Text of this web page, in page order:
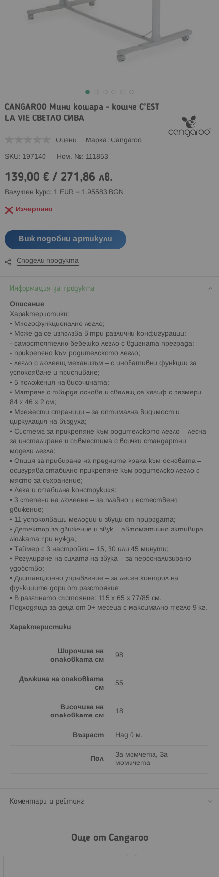
CANGAROO Мини кошара - кошче C’EST
LA VIE СВЕТЛО СИВА
Оцени Марка Cangaroo
SKU 197140 Ном. № 111853
139,00 € / 271,86 лв.
Валутен курс: 1 EUR = 1.95583 BGN
Изчерпано
Виж подобни артикули
Сподели продукта
Информация за продукта
Описание
Характеристики:
• Многофункционално легло;
• Може да се използва в три различни конфигурации:
- самостоятелно бебешко легло с вдигната преграда;
- прикрепено към родителското легло;
- легло с люлеещ механизъм – с иновативни функции за
успокояване и приспиване;
• 5 положения на височината;
• Матраче с твърда основа и свалящ се калъф с размери
84 х 46 х 2 см;
• Мрежести страници – за оптимална видимост и
циркулация на въздуха;
• Система за прикрепяне към родителското легло – лесна
за инсталиране и съвместима с всички стандартни
модели легла;
• Опция за прибиране на предните крака към основата –
осигурява стабилно прикрепяне към родителско легло с
място за съхранение;
• Лека и стабилна конструкция;
• 3 степени на люлеене – за плавно и естествено
движение;
• 11 успокояващи мелодии и звуци от природата;
• Детектор за движение и звук – автоматично активира
люлката при нужда;
• Таймер с 3 настройки – 15, 30 или 45 минути;
• Регулиране на силата на звука – за персонализирано
удобство;
• Дистанционно управление – за лесен контрол на
функциите дори от разстояние
• В разгънато състояние: 115 x 65 x 77/85 см.
Подходяща за деца от 0+ месеца с максимално тегло 9 кг.
Характеристики
Широчина на
опаковката см
98
Дължина на опаковката
см
55
Височина на
опаковката см
18
Възраст Над 0 м.
Пол
За момчета, За
момичета
Коментари и рейтинг
Още от Cangaroo